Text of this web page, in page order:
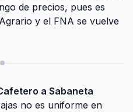
de precios, pues es
y el FNA se vuelve
a Sabaneta
no es uniforme en